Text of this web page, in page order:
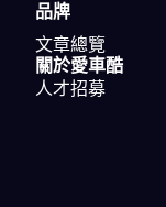
品牌
文章總覽
關於愛車酷
人才招募